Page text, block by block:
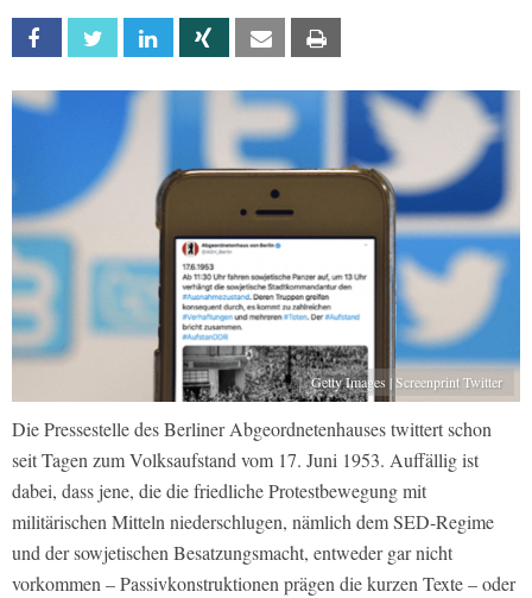
Facebook Twitter Linkedin Xing Email
Getty Images | Screenprint Twitter
Die Pressestelle des Berliner Abgeordnetenhauses twittert schon
seit Tagen zum Volksaufstand vom 17. Juni 1953. Auffällig ist
dabei, dass jene, die die friedliche Protestbewegung mit
militärischen Mitteln niederschlugen, nämlich dem SED-Regime
und der sowjetischen Besatzungsmacht, entweder gar nicht
vorkommen – Passivkonstruktionen prägen die kurzen Texte – oder